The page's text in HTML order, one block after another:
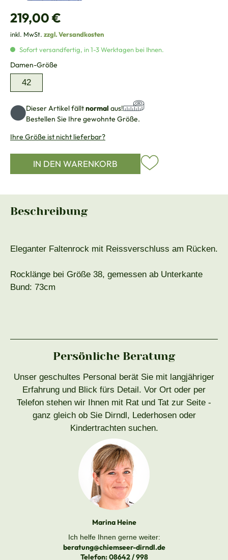
Regulärer Preis:
219,00 €
inkl. MwSt. zzgl. Versandkosten
Sofort versandfertig, in 1-3 Werktagen bei Ihnen.
Damen-Größe
42
Dieser Artikel fälltnormal aus!
Bestellen Sie Ihre gewohnte Größe.
Ihre Größe ist nicht lieferbar?
IN DEN WARENKORB
Beschreibung
Eleganter Faltenrock mit Reissverschluss am Rücken.
Rocklänge bei Größe 38, gemessen ab Unterkante
Bund: 73cm
Persönliche Beratung
Unser geschultes Personal berät Sie mit langjähriger
Erfahrung und Blick fürs Detail. Vor Ort oder per
Telefon stehen wir Ihnen mit Rat und Tat zur Seite -
ganz gleich ob Sie Dirndl, Lederhosen oder
Kindertrachten suchen.
Marina Heine
Ich helfe Ihnen gerne weiter:
beratung@chiemseer-dirndl.de
Telefon:08642 / 998